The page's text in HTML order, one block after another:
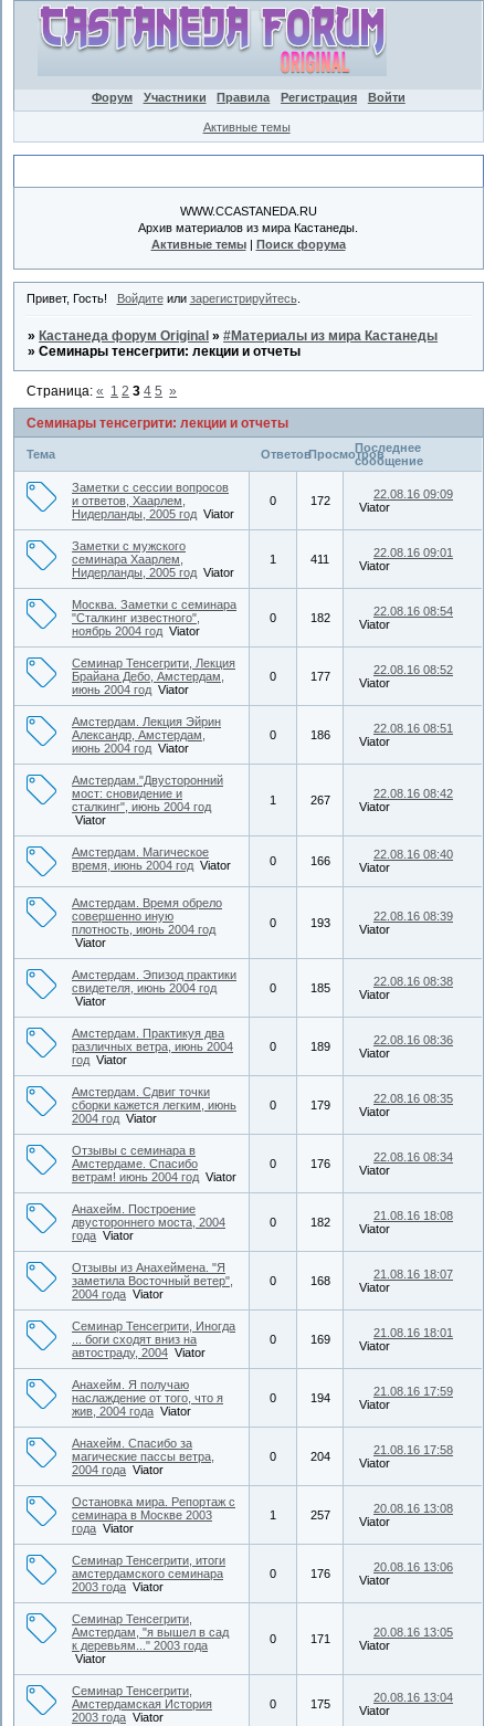
Форум Участники Правила Регистрация Войти
Активные темы
WWW.CCASTANEDA.RU
Архив материалов из мира Кастанеды.
Активные темы| Поиск форума
Привет, Гость! Войдитеили зарегистрируйтесь.
» Кастанеда форум Original »#Материалы из мира Кастанеды
»Семинары тенсегрити: лекции и отчеты
Семинары тенсегрити: лекции и отчеты
Страница:« 1 2 3 4 5 »
Тема ОтветовПросмотровПоследнее
сообщение
Заметки с сессии вопросов
и ответов, Хаарлем,
Нидерланды, 2005 год Viator
0 172
22.08.16 09:09
Viator
Заметки с мужского
семинара Хаарлем,
Нидерланды, 2005 год Viator
1 411
22.08.16 09:01
Viator
Москва. Заметки с семинара
"Сталкинг известного",
ноябрь 2004 год Viator
0 182
22.08.16 08:54
Viator
Семинар Тенсегрити, Лекция
Брайана Дебо, Амстердам,
июнь 2004 год Viator
0 177
22.08.16 08:52
Viator
Амстердам. Лекция Эйрин
Александр, Амстердам,
июнь 2004 год Viator
0 186
22.08.16 08:51
Viator
Амстердам."Двусторонний
мост: сновидение и
сталкинг", июнь 2004 год
Viator
1 267
22.08.16 08:42
Viator
Амстердам. Магическое
время, июнь 2004 год Viator 0 166
22.08.16 08:40
Viator
Амстердам. Время обрело
совершенно иную
плотность, июнь 2004 год
Viator
0 193
22.08.16 08:39
Viator
Амстердам. Эпизод практики
свидетеля, июнь 2004 год
Viator
0 185
22.08.16 08:38
Viator
Амстердам. Практикуя два
различных ветра, июнь 2004
год Viator
0 189
22.08.16 08:36
Viator
Амстердам. Сдвиг точки
сборки кажется легким, июнь
2004 год Viator
0 179
22.08.16 08:35
Viator
Отзывы с семинара в
Амстердаме. Спасибо
ветрам! июнь 2004 год Viator
0 176
22.08.16 08:34
Viator
Анахейм. Построение
двустороннего моста, 2004
года Viator
0 182
21.08.16 18:08
Viator
Отзывы из Анахеймена. "Я
заметила Восточный ветер",
2004 года Viator
0 168
21.08.16 18:07
Viator
Семинар Тенсегрити, Иногда
... боги сходят вниз на
автостраду, 2004 Viator
0 169
21.08.16 18:01
Viator
Анахейм. Я получаю
наслаждение от того, что я
жив, 2004 года Viator
0 194
21.08.16 17:59
Viator
Анахейм. Спасибо за
магические пассы ветра,
2004 года Viator
0 204
21.08.16 17:58
Viator
Остановка мира. Репортаж с
семинара в Москве 2003
года Viator
1 257
20.08.16 13:08
Viator
Семинар Тенсегрити, итоги
амстердамского семинара
2003 года Viator
0 176
20.08.16 13:06
Viator
Семинар Тенсегрити,
Амстердам, "я вышел в сад
к деревьям..." 2003 года
Viator
0 171
20.08.16 13:05
Viator
Семинар Тенсегрити,
Амстердамская История
2003 года Viator
0 175
20.08.16 13:04
Viator